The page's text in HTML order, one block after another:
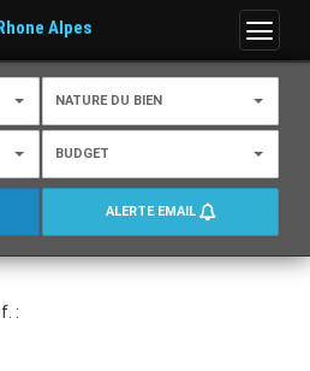
Menu
Alpes
NATURE DU BIEN
BUDGET
ALERTE EMAIL
: